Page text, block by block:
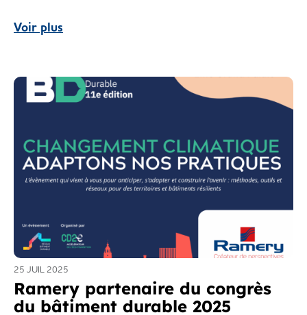
Voir plus
25 JUIL 2025
Ramery partenaire du congrès
du bâtiment durable 2025